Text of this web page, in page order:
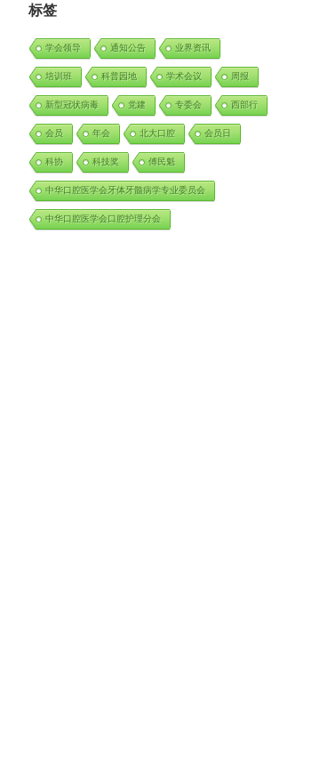
标签
学会领导 通知公告 业界资讯
培训班 科普园地 学术会议 周报
新型冠状病毒 党建 专委会 西部行
会员 年会 北大口腔 会员日
科协 科技奖 傅民魁
中华口腔医学会牙体牙髓病学专业委员会
中华口腔医学会口腔护理分会